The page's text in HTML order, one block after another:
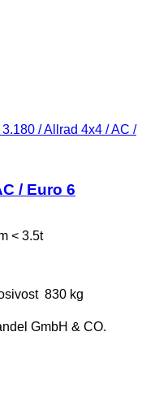
/ Allrad 4x4 / AC /
/ Euro 6
< 3.5t
830 kg
GmbH & CO.